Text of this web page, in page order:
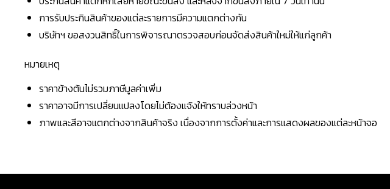
การรับประกินสินค้าของแต่ละรายการมีความแตกต่างกัน
บริษัทฯ ขอสงวนสิทธิ์ในการพิจารณาตรวจสอบก่อนจัดส่งสินค้าใหม่ให้แก่ลูกค้า
หมายเหตุ
ราคาข้างต้นไม่รวมภาษีมูลค่าเพิ่ม
ราคาอาจมีการเปลี่ยนแปลงโดยไม่ต้องแจ้งให้ทราบล่วงหน้า
ภาพและสีอาจแตกต่างจากสินค้าจริง เนื่องจากการตั้งค่าและการแสดงผลของแต่ละหน้าจอ